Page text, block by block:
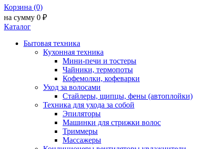
Корзина (0)
на сумму 0 ₽
Каталог
Бытовая техника
Кухонная техника
Мини-печи и тостеры
Чайники, термопоты
Кофемолки, кофеварки
Уход за волосами
Стайлеры, щипцы, фены (автоплойки)
Техника для ухода за собой
Эпиляторы
Машинки для стрижки волос
Триммеры
Массажеры